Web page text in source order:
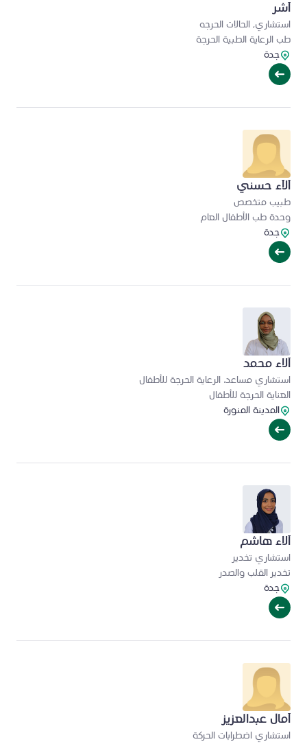
آشر
استشاري, الحالات الحرجه
طب الرعاية الطبية الحرجة
جدة
آلآء حسني
طبيب متخصص
وحدة طب الأطفال العام
جدة
آلاء محمد
استشاري مساعد، الرعاية الحرجة للأطفال
العناية الحرجة للأطفال
المدينة المنورة
آلاء هاشم
استشاري تخدير
تخدير القلب والصدر
جدة
آمال عبدالعزيز
استشاري اضطرابات الحركة